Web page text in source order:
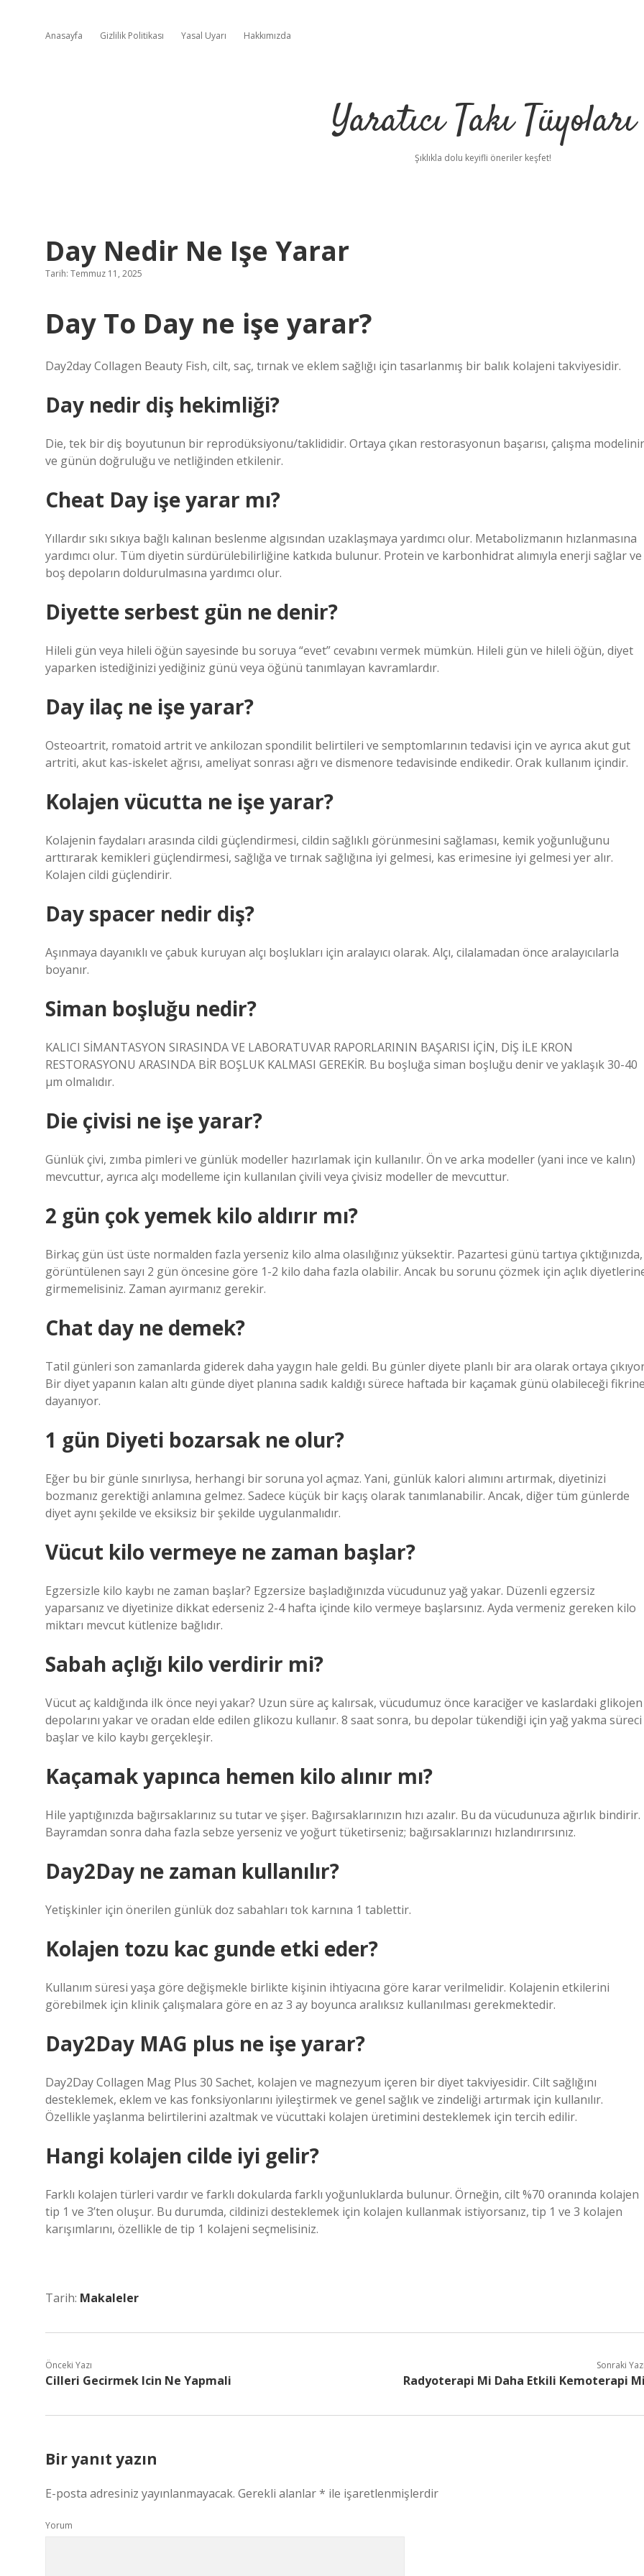
Anasayfa Gizlilik Politikası Yasal Uyarı Hakkımızda
Yaratıcı Takı Tüyoları
Şıklıkla dolu keyifli öneriler keşfet!
Day Nedir Ne Işe Yarar
Tarih: Temmuz 11, 2025
Day To Day ne işe yarar?
Day2day Collagen Beauty Fish, cilt, saç, tırnak ve eklem sağlığı için tasarlanmış bir balık kolajeni takviyesidir.
Day nedir diş hekimliği?
Die, tek bir diş boyutunun bir reprodüksiyonu/taklididir. Ortaya çıkan restorasyonun başarısı, çalışma
ve günün doğruluğu ve netliğinden etkilenir.
Cheat Day işe yarar mı?
Yıllardır sıkı sıkıya bağlı kalınan beslenme algısından uzaklaşmaya yardımcı olur. Metabolizmanın hızlanmasına
yardımcı olur. Tüm diyetin sürdürülebilirliğine katkıda bulunur. Protein ve karbonhidrat alımıyla enerji sağlar ve
boş depoların doldurulmasına yardımcı olur.
Diyette serbest gün ne denir?
Hileli gün veya hileli öğün sayesinde bu soruya “evet” cevabını vermek mümkün. Hileli gün ve hileli öğün, diyet
yaparken istediğinizi yediğiniz günü veya öğünü tanımlayan kavramlardır.
Day ilaç ne işe yarar?
Osteoartrit, romatoid artrit ve ankilozan spondilit belirtileri ve semptomlarının tedavisi için ve ayrıca akut gut
artriti, akut kas-iskelet ağrısı, ameliyat sonrası ağrı ve dismenore tedavisinde endikedir. Orak kullanım içindir.
Kolajen vücutta ne işe yarar?
Kolajenin faydaları arasında cildi güçlendirmesi, cildin sağlıklı görünmesini sağlaması, kemik yoğunluğunu
arttırarak kemikleri güçlendirmesi, sağlığa ve tırnak sağlığına iyi gelmesi, kas erimesine iyi gelmesi yer alır.
Kolajen cildi güçlendirir.
Day spacer nedir diş?
Aşınmaya dayanıklı ve çabuk kuruyan alçı boşlukları için aralayıcı olarak. Alçı, cilalamadan önce aralayıcılarla
boyanır.
Siman boşluğu nedir?
KALICI SİMANTASYON SIRASINDA VE LABORATUVAR RAPORLARININ BAŞARISI İÇİN, DİŞ İLE KRON
RESTORASYONU ARASINDA BİR BOŞLUK KALMASI GEREKİR. Bu boşluğa siman boşluğu denir ve yaklaşık 30-40
µm olmalıdır.
Die çivisi ne işe yarar?
Günlük çivi, zımba pimleri ve günlük modeller hazırlamak için kullanılır. Ön ve arka modeller (yani ince ve kalın)
mevcuttur, ayrıca alçı modelleme için kullanılan çivili veya çivisiz modeller de mevcuttur.
2 gün çok yemek kilo aldırır mı?
Birkaç gün üst üste normalden fazla yerseniz kilo alma olasılığınız yüksektir. Pazartesi günü tartıya çıktığınızda,
görüntülenen sayı 2 gün öncesine göre 1-2 kilo daha fazla olabilir. Ancak bu sorunu çözmek için açlık
girmemelisiniz. Zaman ayırmanız gerekir.
Chat day ne demek?
Tatil günleri son zamanlarda giderek daha yaygın hale geldi. Bu günler diyete planlı bir ara olarak ortaya
Bir diyet yapanın kalan altı günde diyet planına sadık kaldığı sürece haftada bir kaçamak günü olabileceği
dayanıyor.
1 gün Diyeti bozarsak ne olur?
Eğer bu bir günle sınırlıysa, herhangi bir soruna yol açmaz. Yani, günlük kalori alımını artırmak, diyetinizi
bozmanız gerektiği anlamına gelmez. Sadece küçük bir kaçış olarak tanımlanabilir. Ancak, diğer tüm günlerde
diyet aynı şekilde ve eksiksiz bir şekilde uygulanmalıdır.
Vücut kilo vermeye ne zaman başlar?
Egzersizle kilo kaybı ne zaman başlar? Egzersize başladığınızda vücudunuz yağ yakar. Düzenli egzersiz
yaparsanız ve diyetinize dikkat ederseniz 2-4 hafta içinde kilo vermeye başlarsınız. Ayda vermeniz gereken kilo
miktarı mevcut kütlenize bağlıdır.
Sabah açlığı kilo verdirir mi?
Vücut aç kaldığında ilk önce neyi yakar? Uzun süre aç kalırsak, vücudumuz önce karaciğer ve kaslardaki glikojen
depolarını yakar ve oradan elde edilen glikozu kullanır. 8 saat sonra, bu depolar tükendiği için yağ yakma süreci
başlar ve kilo kaybı gerçekleşir.
Kaçamak yapınca hemen kilo alınır mı?
Hile yaptığınızda bağırsaklarınız su tutar ve şişer. Bağırsaklarınızın hızı azalır. Bu da vücudunuza ağırlık bindirir.
Bayramdan sonra daha fazla sebze yerseniz ve yoğurt tüketirseniz; bağırsaklarınızı hızlandırırsınız.
Day2Day ne zaman kullanılır?
Yetişkinler için önerilen günlük doz sabahları tok karnına 1 tablettir.
Kolajen tozu kac gunde etki eder?
Kullanım süresi yaşa göre değişmekle birlikte kişinin ihtiyacına göre karar verilmelidir. Kolajenin etkilerini
görebilmek için klinik çalışmalara göre en az 3 ay boyunca aralıksız kullanılması gerekmektedir.
Day2Day MAG plus ne işe yarar?
Day2Day Collagen Mag Plus 30 Sachet, kolajen ve magnezyum içeren bir diyet takviyesidir. Cilt sağlığını
desteklemek, eklem ve kas fonksiyonlarını iyileştirmek ve genel sağlık ve zindeliği artırmak için kullanılır.
Özellikle yaşlanma belirtilerini azaltmak ve vücuttaki kolajen üretimini desteklemek için tercih edilir.
Hangi kolajen cilde iyi gelir?
Farklı kolajen türleri vardır ve farklı dokularda farklı yoğunluklarda bulunur. Örneğin, cilt %70 oranında kolajen
tip 1 ve 3’ten oluşur. Bu durumda, cildinizi desteklemek için kolajen kullanmak istiyorsanız, tip 1 ve 3 kolajen
karışımlarını, özellikle de tip 1 kolajeni seçmelisiniz.
Tarih: Makaleler
Önceki Yazı
Cilleri Gecirmek Icin Ne Yapmali
Sonraki
Radyoterapi Mi Daha Etkili Kemoterapi
Bir yanıt yazın
E-posta adresiniz yayınlanmayacak. Gerekli alanlar* ile işaretlenmişlerdir
Yorum